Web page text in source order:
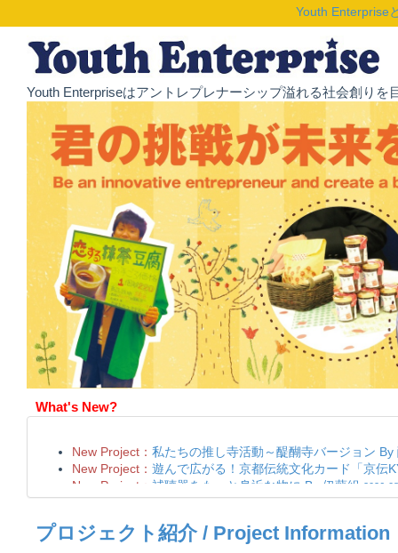
Youth Enterprise
Youth Enterpriseはアントレプレナーシップ溢れる社会創り
What's New?
プロジェクト紹介 / Project Information